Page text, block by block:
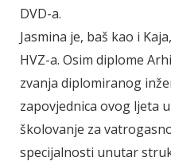
DVD-a.
Jasmina je, baš kao i
HVZ-a. Osim diplome
zvanja diplomiranog
zapovjednica ovog ljeta
školovanje za
specijalnosti unutar